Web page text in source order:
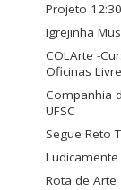
Projeto 12:30
Igrejinha
COLArte -
Oficinas
Companhia
UFSC
Segue Reto
Ludicamente
Rota de Arte